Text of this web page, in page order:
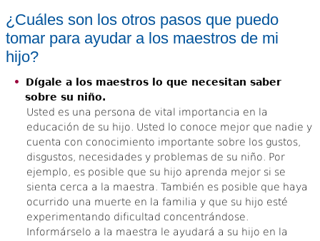
¿Cuáles son los otros pasos que puedo
tomar para ayudar a los maestros de mi
hijo?
Dígale a los maestros lo que necesitan saber
sobre su niño.
Usted es una persona de vital importancia en la
educación de su hijo. Usted lo conoce mejor que nadie y
cuenta con conocimiento importante sobre los gustos,
disgustos, necesidades y problemas de su niño. Por
ejemplo, es posible que su hijo aprenda mejor si se
sienta cerca a la maestra. También es posible que haya
ocurrido una muerte en la familia y que su hijo esté
experimentando dificultad concentrándose.
Informárselo a la maestra le ayudará a su hijo en la